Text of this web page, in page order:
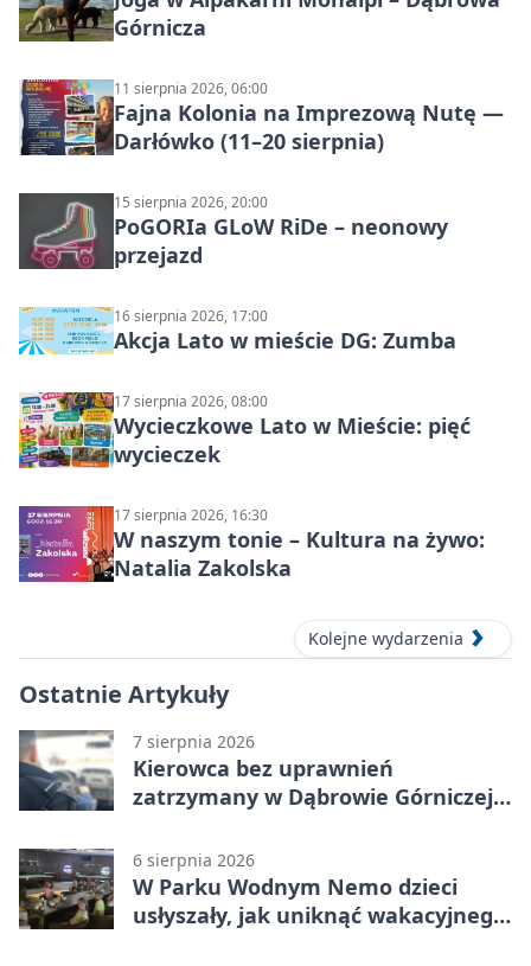
Górnicza
11 sierpnia 2026, 06:00
Fajna Kolonia na Imprezową Nutę —
Darłówko (11–20 sierpnia)
15 sierpnia 2026, 20:00
PoGORIa GLoW RiDe – neonowy
przejazd
16 sierpnia 2026, 17:00
Akcja Lato w mieście DG: Zumba
17 sierpnia 2026, 08:00
Wycieczkowe Lato w Mieście: pięć
wycieczek
17 sierpnia 2026, 16:30
W naszym tonie – Kultura na żywo:
Natalia Zakolska
Kolejne wydarzenia
Ostatnie Artykuły
7 sierpnia 2026
Kierowca bez uprawnień
zatrzymany w Dąbrowie Górniczej.
6 sierpnia 2026
W Parku Wodnym Nemo dzieci
usłyszały, jak uniknąć wakacyjnego